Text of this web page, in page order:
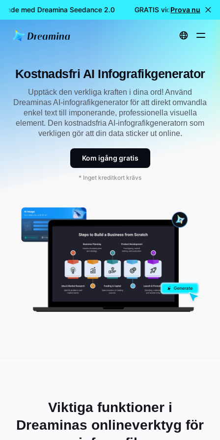
med Dreamina Seedance 2.0 GRATIS videoskapande
Prova nu
Hem Skapa Gratis AI Infografikgenerator
Kostnadsfri AI Infografikgenerator
Upptäck den verkliga kraften i dina ord! Använd
Dreaminas AI-infografikgenerator för att direkt omvandla
enkel text till imponerande, professionella visuella
element. Den kostnadsfria AI-infografikgeneratorn som
verkligen gör att din data sticker ut online.
Kom igång gratis
* Inget kreditkort krävs
Viktiga funktioner i
Dreaminas onlineverktyg för